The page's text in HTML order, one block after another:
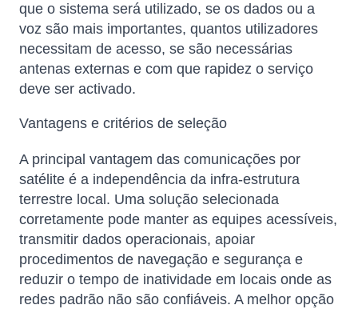
que o sistema será utilizado, se os dados ou a
voz são mais importantes, quantos utilizadores
necessitam de acesso, se são necessárias
antenas externas e com que rapidez o serviço
deve ser activado.
Vantagens e critérios de seleção
A principal vantagem das comunicações por
satélite é a independência da infra-estrutura
terrestre local. Uma solução selecionada
corretamente pode manter as equipes acessíveis,
transmitir dados operacionais, apoiar
procedimentos de navegação e segurança e
reduzir o tempo de inatividade em locais onde as
redes padrão não são confiáveis. A melhor opção